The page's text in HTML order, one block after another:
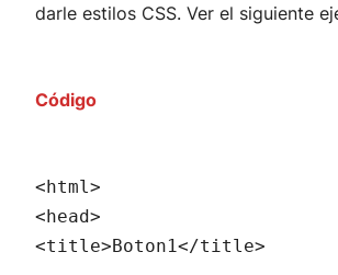
darle estilos CSS. Ver el siguiente
Código
<html>
<head>
<title>Boton1</title>